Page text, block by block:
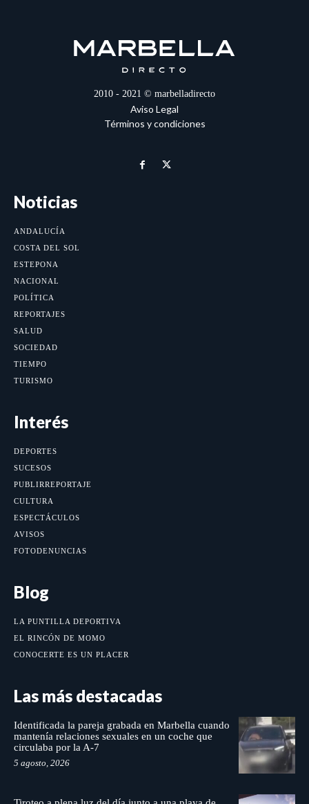
2010 - 2021 © marbelladirecto
Aviso Legal
Términos y condiciones
Noticias
ANDALUCÍA
COSTA DEL SOL
ESTEPONA
NACIONAL
POLÍTICA
REPORTAJES
SALUD
SOCIEDAD
TIEMPO
TURISMO
Interés
DEPORTES
SUCESOS
PUBLIRREPORTAJE
CULTURA
ESPECTÁCULOS
AVISOS
FOTODENUNCIAS
Blog
LA PUNTILLA DEPORTIVA
EL RINCÓN DE MOMO
CONOCERTE ES UN PLACER
Las más destacadas
Identificada la pareja grabada en Marbella cuando
mantenía relaciones sexuales en un coche que
circulaba por la A-7
5 agosto, 2026